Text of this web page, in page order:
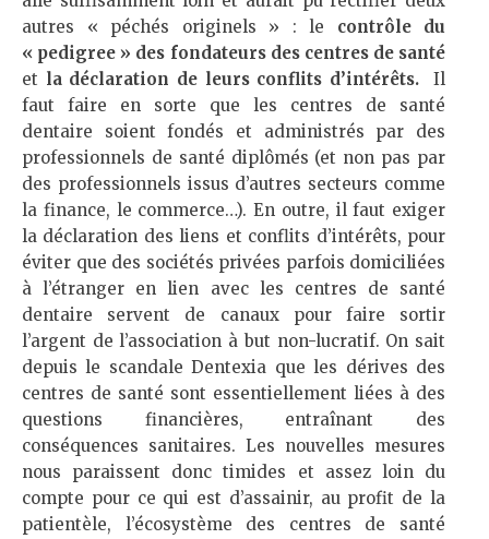
autres « péchés originels » : le contrôle du
« pedigree » des fondateurs des centres de santé
et la déclaration de leurs conflits d’intérêts.Il
faut faire en sorte que les centres de santé
dentaire soient fondés et administrés par des
professionnels de santé diplômés (et non pas par
des professionnels issus d’autres secteurs comme
la finance, le commerce…). En outre, il faut exiger
la déclaration des liens et conflits d’intérêts, pour
éviter que des sociétés privées parfois domiciliées
à l’étranger en lien avec les centres de santé
dentaire servent de canaux pour faire sortir
l’argent de l’association à but non-lucratif. On sait
depuis le scandale Dentexia que les dérives des
centres de santé sont essentiellement liées à des
questions financières, entraînant des
conséquences sanitaires. Les nouvelles mesures
nous paraissent donc timides et assez loin du
compte pour ce qui est d’assainir, au profit de la
patientèle, l’écosystème des centres de santé